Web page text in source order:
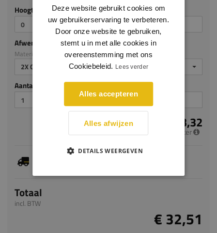
Hoogte (mm)
Afwerking
Materiaal: MDF v313
2X GEGROND
Aantal stuks
€ 13,32
per meter
Je hebt gekozen voor maatwerk, de verwachte
Totaal
incl. BTW
€ 32,51
Deze website gebruikt cookies om
uw gebruikerservaring te verbeteren.
Door onze website te gebruiken,
stemt u in met alle cookies in
overeenstemming met ons
Cookiebeleid. Lees verder
Alles accepteren
Alles afwijzen
DETAILS WEERGEVEN